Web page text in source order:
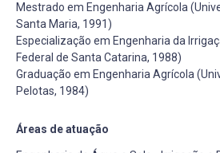
Mestrado em Engenharia Agrícola
Santa Maria, 1991)
Especialização em Engenharia da
Federal de Santa Catarina, 1988)
Graduação em Engenharia Agrícola
Pelotas, 1984)
Áreas de atuação